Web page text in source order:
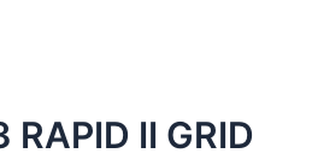
II GRID